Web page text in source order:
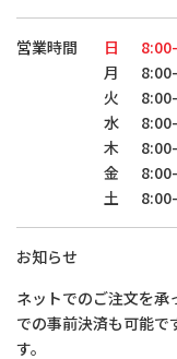
営業時間 日
月
火
水
木
金
土
お知らせ
ネットでのご注文を承
での事前決済も可能で
す。